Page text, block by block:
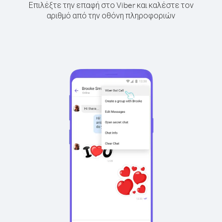
Επιλέξτε την επαφή στο Viber και καλέστε τον
αριθμό από την οθόνη πληροφοριών